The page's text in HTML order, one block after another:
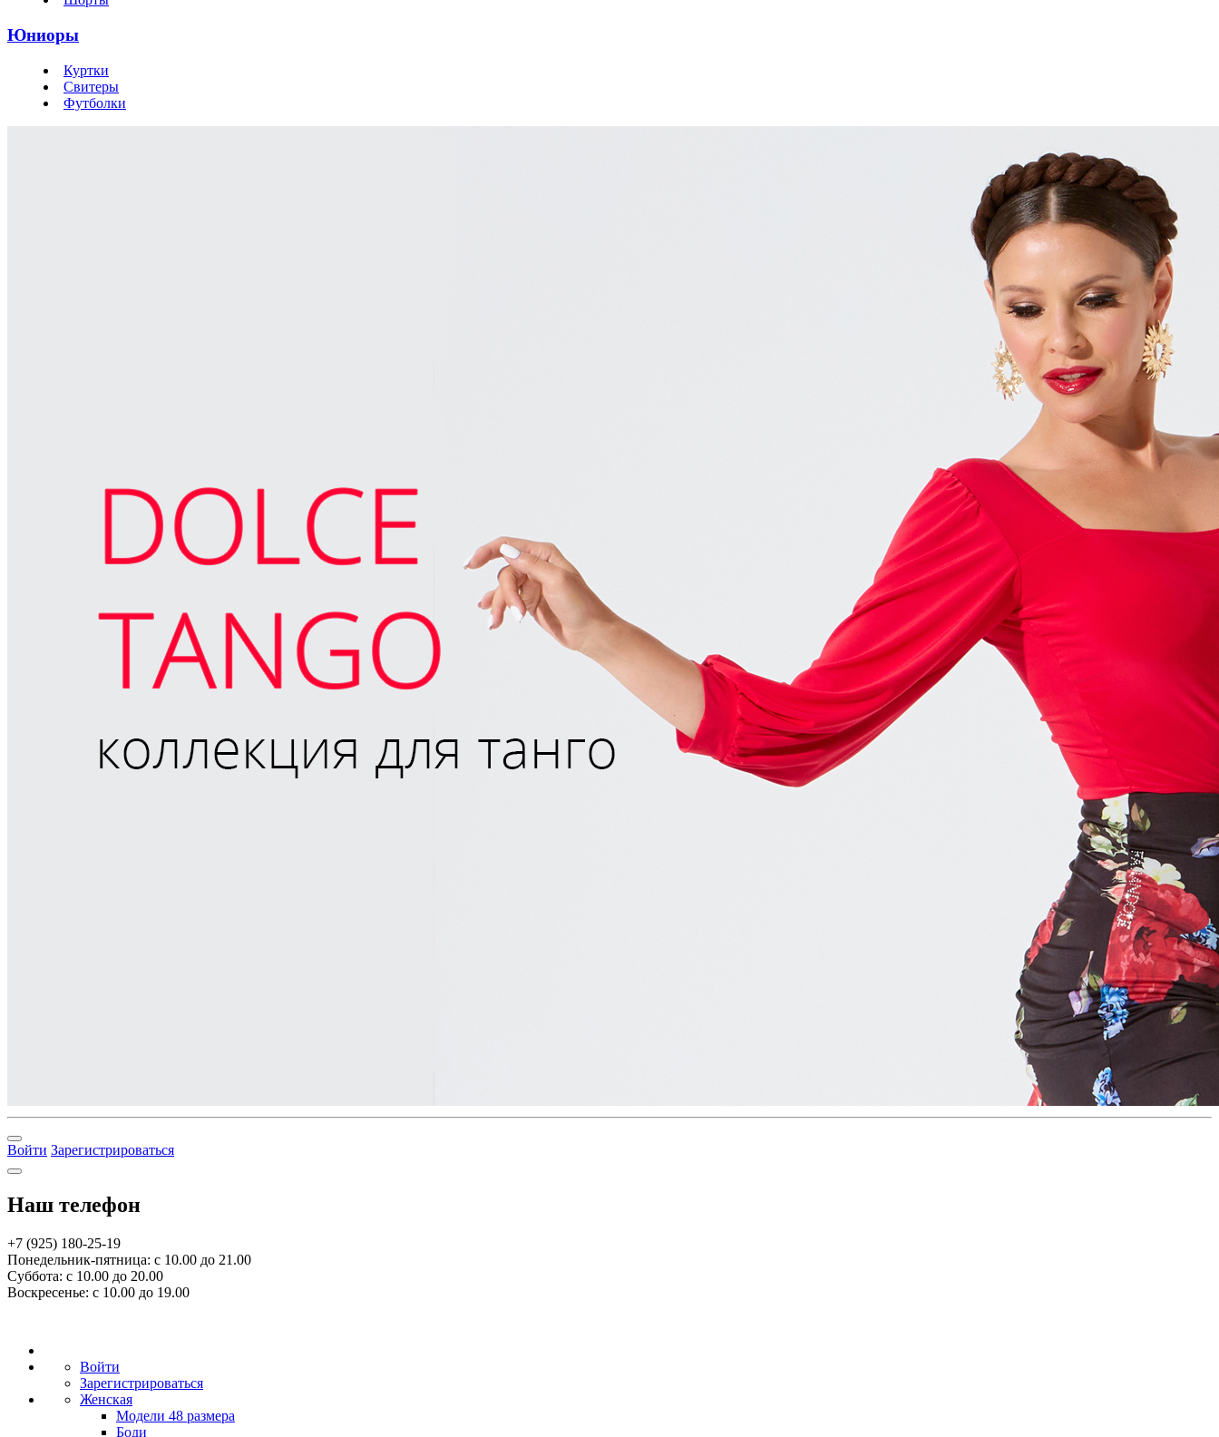
Юниоры
Куртки
Свитеры
Футболки
Войти Зарегистрироваться
Наш телефон
+7 (925) 180-25-19
Понедельник-пятница: с 10.00 до 21.00
Суббота: с 10.00 до 20.00
Воскресенье: с 10.00 до 19.00
Войти
Зарегистрироваться
Женская
Модели 48 размера
Боди